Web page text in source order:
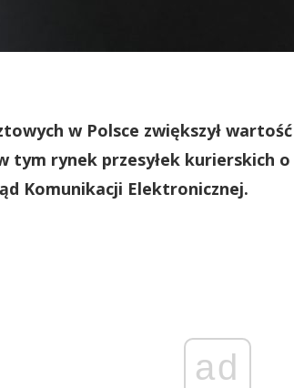
w Polsce zwiększył
tym rynek przesyłek kurierskich
Komunikacji Elektronicznej.
ad